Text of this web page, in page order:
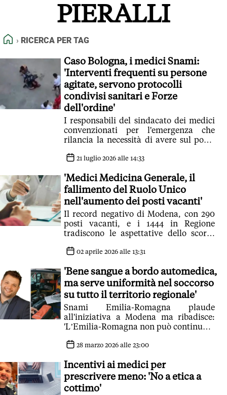
NORMATIVE DEONTOLOGICHE
TERMINI e CONDIZIONI
PIERALLI
HOME
RICERCA PER TAG
Caso Bologna, i medici Snami:
'Interventi frequenti su persone
agitate, servono protocolli
condivisi sanitari e Forze
dell'ordine'
I responsabili del sindacato dei medici
convenzionati per l'emergenza che
rilancia la necessità di avere sul posto
21 luglio 2026 alle 14:33
'Medici Medicina Generale, il
fallimento del Ruolo Unico
nell'aumento dei posti vacanti'
Il record negativo di Modena, con 290
posti vacanti, e i 1444 in Regione
tradiscono le aspettative dello scorso
garantire più attrattività, in realtà
02 aprile 2026 alle 13:31
'Bene sangue a bordo automedica,
ma serve uniformità nel soccorso
su tutto il territorio regionale'
Snami Emilia-Romagna plaude
all'iniziativa a Modena ma ribadisce:
'L’Emilia-Romagna non può continuare
provincia a provincia'. E rilancia il
infermiere a bordo
28 marzo 2026 alle 23:00
Incentivi ai medici per
prescrivere meno: 'No a etica a
cottimo'